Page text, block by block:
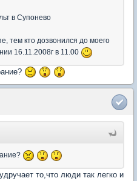
в Супонево
тем кто дозвонился до моего
16.11.2008г в 11.00
то,что люди так легко и